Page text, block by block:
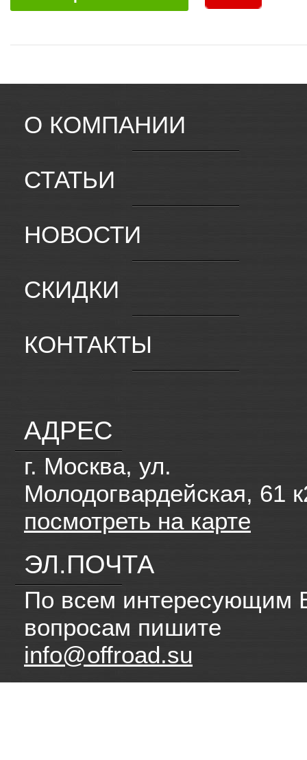
О КОМПАНИИ
СТАТЬИ
НОВОСТИ
СКИДКИ
КОНТАКТЫ
АДРЕС
г. Москва, ул.
Молодогвардейская, 61
посмотреть на карте
ЭЛ.ПОЧТА
По всем интересующим
вопросам пишите
info@offroad.su